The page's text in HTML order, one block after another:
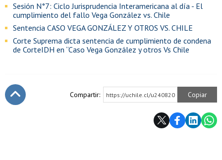
Sesión N°7: Ciclo Jurisprudencia Interamericana al día - El
cumplimiento del fallo Vega González vs. Chile
Sentencia CASO VEGA GONZÁLEZ Y OTROS VS. CHILE
Corte Suprema dicta sentencia de cumplimiento de condena
de CorteIDH en “Caso Vega González y otros Vs Chile
Compartir: https://uchile.cl/u240820 Copiar